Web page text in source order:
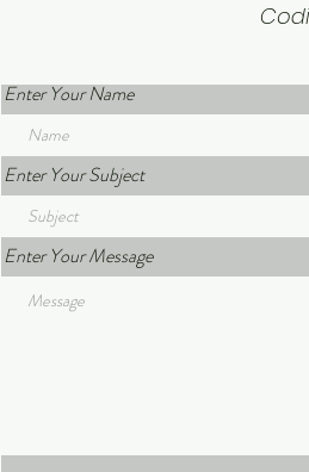
Enter Your Name
Enter Your Subject
Enter Your Message